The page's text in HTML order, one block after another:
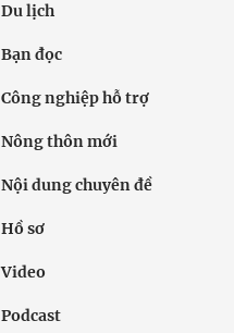
Du lịch
Bạn đọc
Công nghiệp hỗ trợ
Nông thôn mới
Nội dung chuyên đề
Hồ sơ
Video
Podcast